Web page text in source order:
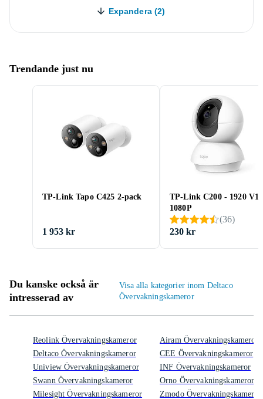
Expandera (2)
Trendande just nu
TP-Link Tapo C425 2-pack
1 953 kr
TP-Link C200 - 1920 V1
1080P
(36)
230 kr
Du kanske också är
intresserad av
Visa alla kategorier inom Deltaco
Övervakningskameror
Reolink Övervakningskameror
Deltaco Övervakningskameror
Uniview Övervakningskameror
Swann Övervakningskameror
Milesight Övervakningskameror
Airam Övervakningskameror
CEE Övervakningskameror
INF Övervakningskameror
Orno Övervakningskameror
Zmodo Övervakningskameror